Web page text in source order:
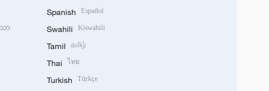
သာ
Spanish Español
Swahili Kiswahili
Tamil தமிழ்
Thai ไทย
Turkish Türkçe